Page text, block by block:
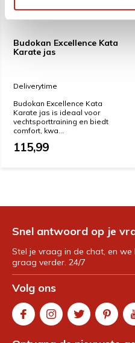
Budokan Excellence Kata
Karate jas
Deliverytime
Budokan Excellence Kata
Karate jas is ideaal voor
vechtsporttraining en biedt
comfort, kwa...
115,99
Snel antwoord op je
Stel je vraag in de chat, en we
graag verder. 24/7
Volg ons